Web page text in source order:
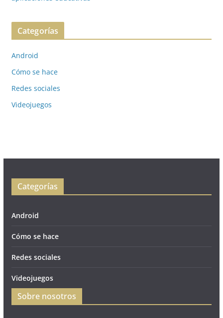
Categorías
Android
Cómo se hace
Redes sociales
Videojuegos
Categorías
Android
Cómo se hace
Redes sociales
Videojuegos
Sobre nosotros